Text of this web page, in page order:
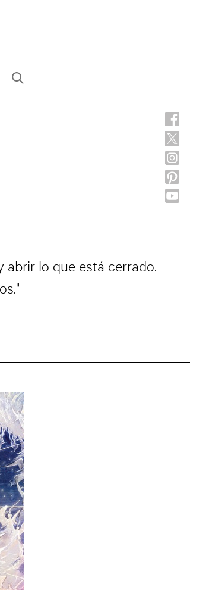
abrir lo que está cerrado.